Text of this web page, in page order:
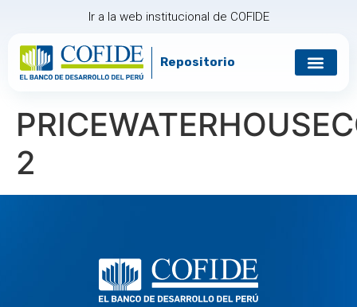
Ir a la web institucional de COFIDE
Repositorio
2